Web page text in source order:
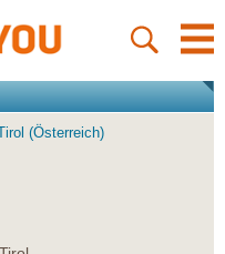
(Österreich)